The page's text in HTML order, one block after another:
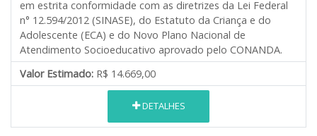
em estrita conformidade com as diretrizes da Lei Federal
n° 12.594/2012 (SINASE), do Estatuto da Criança e do
Adolescente (ECA) e do Novo Plano Nacional de
Atendimento Socioeducativo aprovado pelo CONANDA.
Valor Estimado: R$ 14.669,00
DETALHES